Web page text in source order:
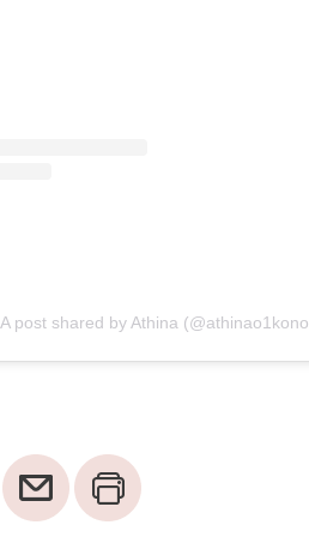
A post shared by Athina